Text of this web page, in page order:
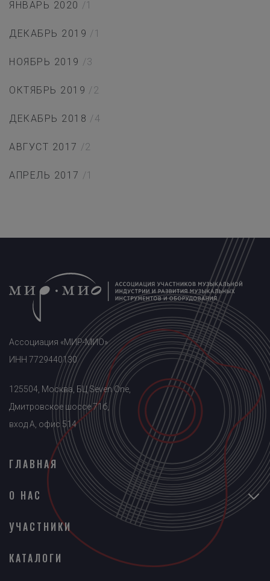
ЯНВАРЬ 2020 /1
ДЕКАБРЬ 2019 /1
НОЯБРЬ 2019 /3
ОКТЯБРЬ 2019 /2
ДЕКАБРЬ 2018 /4
АВГУСТ 2017 /2
АПРЕЛЬ 2017 /1
Ассоциация «МИР-МИО»
ИНН 7729440130
125504, Москва, БЦ Seven One,
Дмитровское шоссе 71б,
вход A, офис 514
ГЛАВНАЯ
О НАС
УЧАСТНИКИ
КАТАЛОГИ